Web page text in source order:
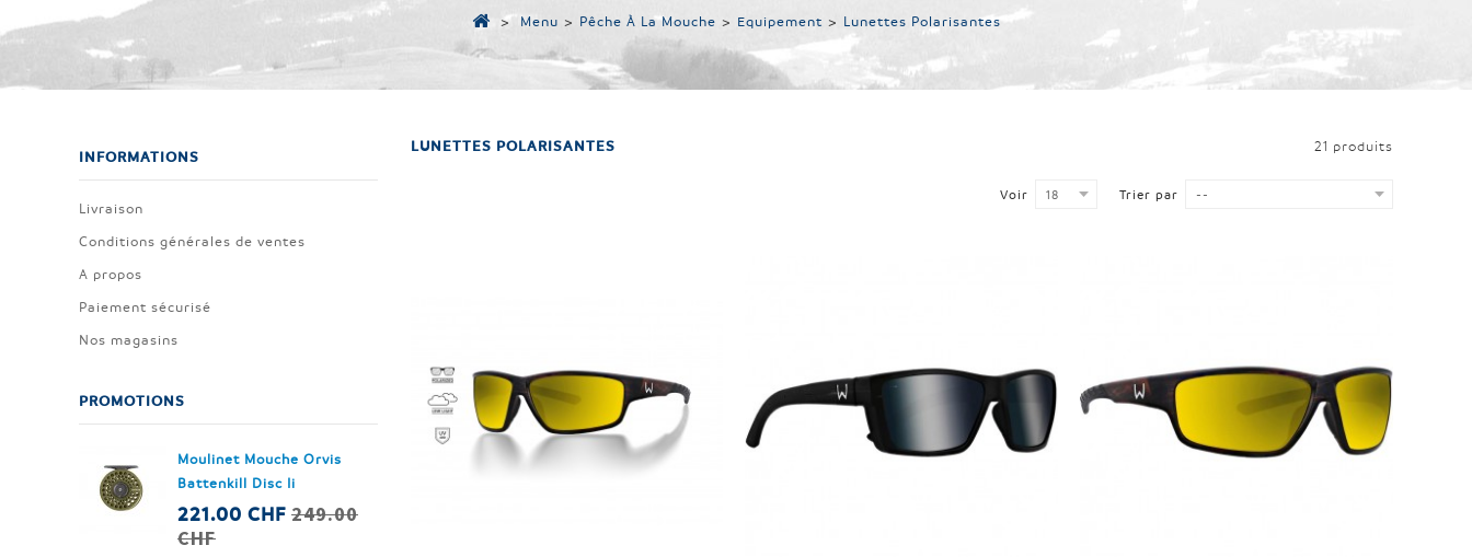
> Menu > Pêche À La Mouche > Equipement > Lunettes Polarisantes
INFORMATIONS
Livraison
Conditions générales de ventes
A propos
Paiement sécurisé
Nos magasins
PROMOTIONS
Moulinet Mouche Orvis
Battenkill Disc Ii
221.00 CHF 249.00
CHF
LUNETTES POLARISANTES 21 produits
Trier par --
Voir 18